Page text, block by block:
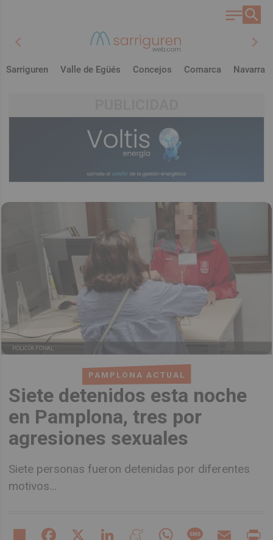
chevron_left chevron_right
Sarriguren Valle de Egüés Concejos Comarca Navarra
PAMPLONA ACTUAL
Siete detenidos esta noche
en Pamplona, tres por
agresiones sexuales
Siete personas fueron detenidas por diferentes
motivos...
POLICÍA FORAL
Share Facebook LinkedIn MeneameWhatsAppMessageEmail